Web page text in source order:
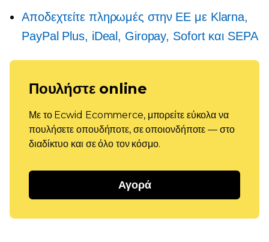
Αποδεχτείτε πληρωμές στην ΕΕ με Klarna,
PayPal Plus, iDeal, Giropay, Sofort και SEPA
Πουλήστε online
Με το Ecwid Ecommerce, μπορείτε εύκολα να
πουλήσετε οπουδήποτε, σε οποιονδήποτε — στο
διαδίκτυο και σε όλο τον κόσμο.
Αγορά